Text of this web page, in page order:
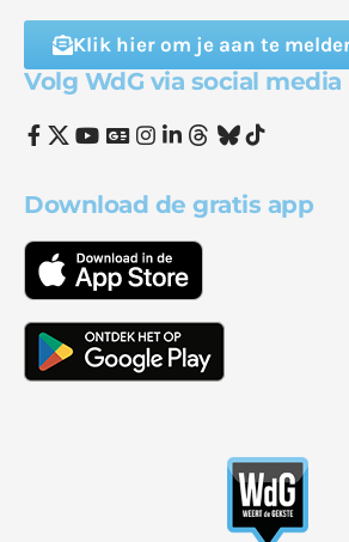
Klik hier om je aan te
Volg WdG via social media
Download de gratis app